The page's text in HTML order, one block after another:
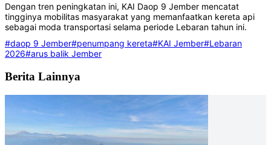
Dengan tren peningkatan ini, KAI Daop 9 Jember mencatat
tingginya mobilitas masyarakat yang memanfaatkan kereta api
sebagai moda transportasi selama periode Lebaran tahun ini.
#daop 9 Jember#penumpang kereta#KAI Jember#Lebaran
2026#arus balik Jember
Berita Lainnya